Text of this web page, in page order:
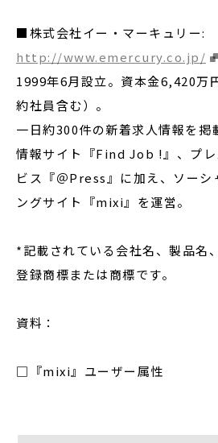
■株式会社イー・マーキュリー:
http://www.emercury.co.jp/
1999年6月設立。資本金6,420万
約社員含む）。
一日約300件の新着求人情報を掲
情報サイト『Find Job !』、プレ
ビス『＠Press』に加え、ソーシ
ングサイト『mixi』を運営。
*記載されている会社名、製品名
登録商標または商標です。
資料：
□『mixi』ユーザー属性